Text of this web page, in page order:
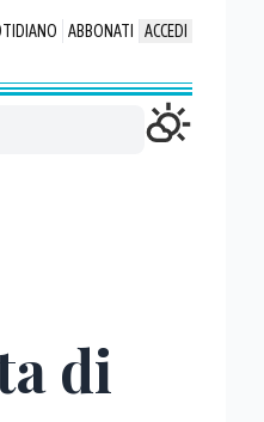
ABBONATI ACCEDI
di